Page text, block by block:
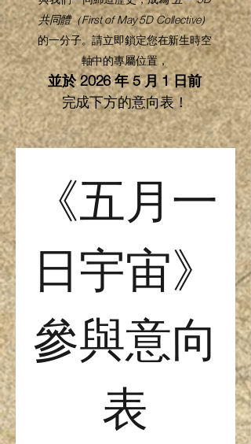
共同體（First of May 5D Collective）
的一分子。請立即鎖定您在新生時空
軸中的專屬位置，
並於 2026 年 5 月 1 日前
完成下方的意向表！
《五月一
日宇宙》
參與意向
表